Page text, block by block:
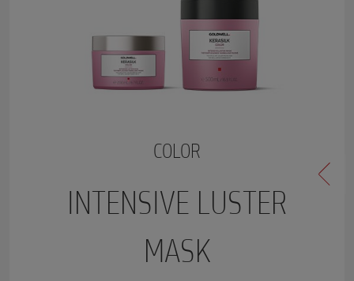
COLOR
INTENSIVE LUSTER
MASK